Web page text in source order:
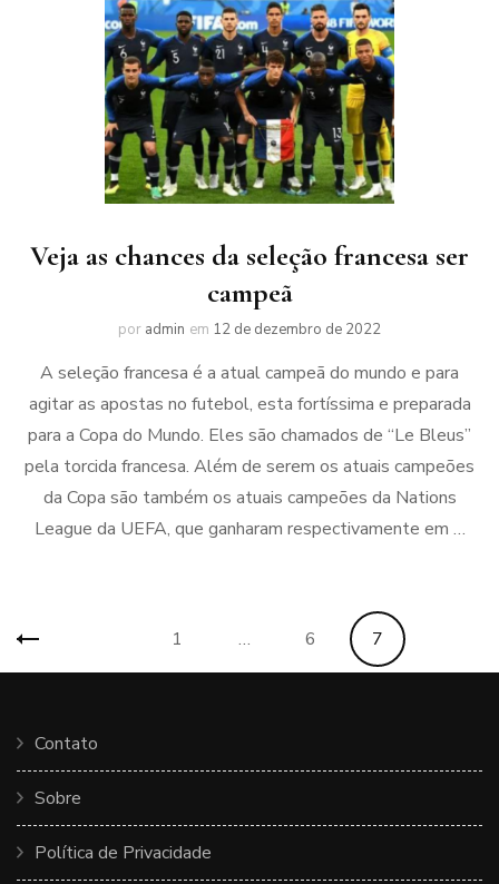
Veja as chances da seleção francesa ser
campeã
por admin em 12 de dezembro de 2022
A seleção francesa é a atual campeã do mundo e para
agitar as apostas no futebol, esta fortíssima e preparada
para a Copa do Mundo. Eles são chamados de “Le Bleus”
pela torcida francesa. Além de serem os atuais campeões
da Copa são também os atuais campeões da Nations
League da UEFA, que ganharam respectivamente em …
Paginação
de
Página
1 … Página
6 Página
7
Contato
Sobre
Política de Privacidade